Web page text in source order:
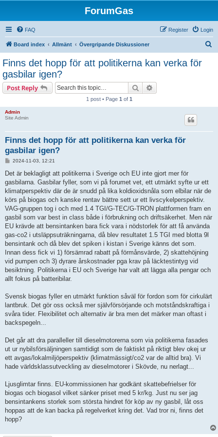
ForumGas
FAQ Login
Register
Board index Allmänt Övergripande Diskussioner
Finns det hopp för att politikerna kan verka för
gasbilar igen?
Post Reply Search
1 post • Page 1 of 1
Admin
Site Admin
Finns det hopp för att politikerna kan verka för
gasbilar igen?
P
s
2024-11-03, 12:21
Det är beklagligt att politikerna i Sverige och EU inte gjort mer för
gasbilarna. Gasbilar fyller, som vi på forumet vet, ett utmärkt syfte ur ett
klimatperspektiv där de är snudd på lika koldioxidsnåla som elbilar när de
körs på biogas och kanske rentav bättre sett ur ett livscykelperspektiv.
VAG-gruppen tog i och med 1.4 TGI/G-TEC/G-TRON plattformen fram en
gasbil som var best in class både i förbrukning och driftsäkerhet. Men när
EU krävde att bensintanken bara fick vara i nödstorlek för att få använda
gas-co2 i utsläppsuträkningarna, då blev resultatet 1.5 TGI med blotta 9l
bensintank och då blev det spiken i kistan i Sverige känns det som.
Innan dess fick vi 1) försämrad rabatt på förmånsvärde, 2) skattehöjning
vid pumpen och 3) dyrare årskostnader pga krav på läcktestintyg vid
besiktning. Politikerna i EU och Sverige har valt att lägga alla pengar och
allt fokus på batteribilar.
Svensk biogas fyller en utmärkt funktion såväl för fordon som för cirkulärt
lantbruk. Det gör oss också mer självförsörjande och motståndskraftiga i
svåra tider. Flexibilitet och alternativ är bra men det märker man oftast i
backspegeln...
Det går att dra paralleller till dieselmotorerna som via politikerna fasades
ut ur nybilsförsäljningen samtidigt som de faktiskt på riktigt blev okej ur
ett avgas/lokalmiljöperspektiv (klimatmässigt/co2 var de alltid bra). Vi
hade världsklassutveckling av dieselmotorer i Skövde, nu nerlagt...
Ljusglimtar finns. EU-kommissionen har godkänt skattebefrielser för
biogas och biogasol vilket sänker priset med 5 kr/kg. Just nu ser jag
bensintankens storlek som största hindret för köp av ny gasbil, låt oss
hoppas att de kan backa på regelverket kring det. Vad tror ni, finns det
hopp?